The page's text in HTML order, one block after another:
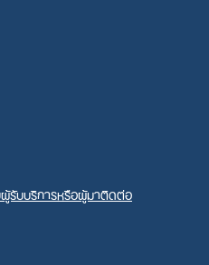
รับบริการหรือผู้มาติดต่อ